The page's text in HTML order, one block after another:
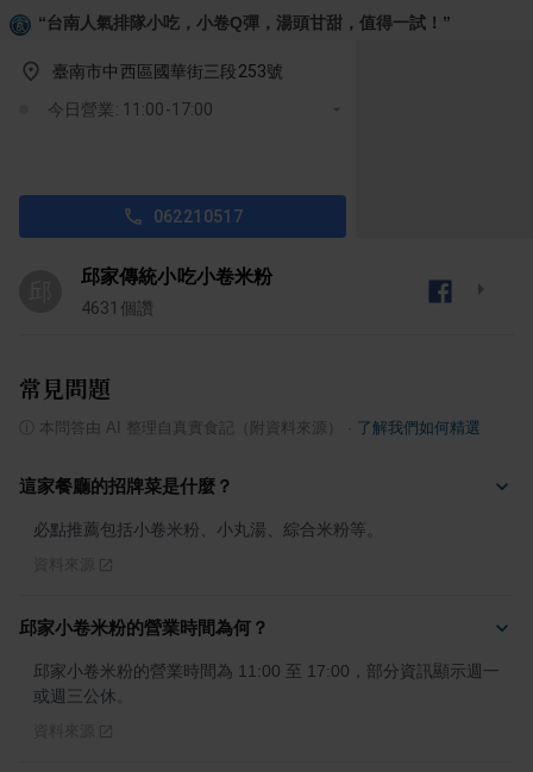
“台南人氣排隊小吃，小卷Q彈，湯頭甘甜，值得一試！ ”
臺南市中西區國華街三段253號
今日營業: 11:00-17:00
062210517
邱家傳統小吃小卷米粉
4631 個讚
常見問題
本問答由 AI 整理自真實食記（附資料來源） 了解我們如何精選
這家餐廳的招牌菜是什麼？
必點推薦包括小卷米粉、小丸湯、綜合米粉等。
邱家小卷米粉的營業時間為何？
邱家小卷米粉的營業時間為 11:00 至 17:00，部分資訊顯示週一
或週三公休。